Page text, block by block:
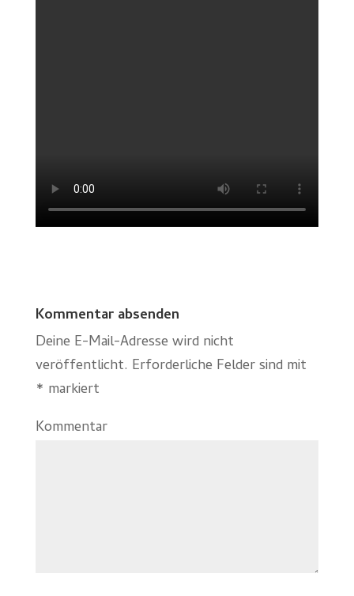
Kommentar absenden
Deine E-Mail-Adresse wird nicht
veröffentlicht. Erforderliche Felder sind mit
* markiert
Kommentar